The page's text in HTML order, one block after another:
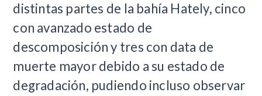
distintas partes de la bahía Hately, cinco
con avanzado estado de
descomposición y tres con data de
muerte mayor debido a su estado de
degradación, pudiendo incluso observar